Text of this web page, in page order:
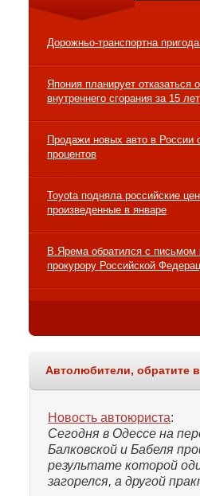
Дорожньо-транспортна
Япония планирует отказаться
внутреннего сгорания за 15 лет
Продажи новых авто в России
процентов
Toyota подняла российские
произведенные в январе
В.Ярема обратился с письмом
прокурору Российской
Автолюбители, обратите
Новость автоюриста:
Сегодня в Одессе на
Балковской и Бабеля
результате которой
загорелся, а другой